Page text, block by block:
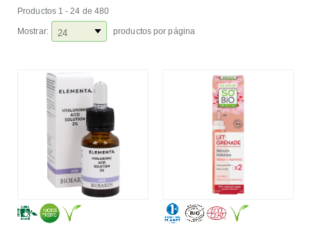
AYUDA
Productos 1 - 24 de 480
Mostrar: productos por página